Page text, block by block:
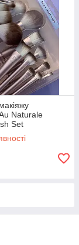
Naturale
Set